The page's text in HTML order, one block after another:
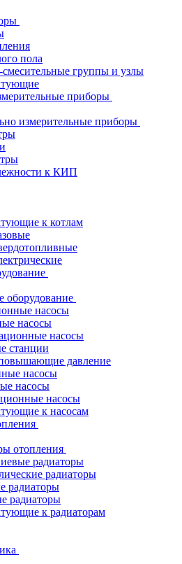
пола
группы и узлы
приборы
измерительные приборы
к КИП
к котлам
оборудование
насосы
насосы
насосы
станции
давление
насосы
насосы
насосы
к насосам
отопления
радиаторы
радиаторы
радиаторы
радиаторы
к радиаторам